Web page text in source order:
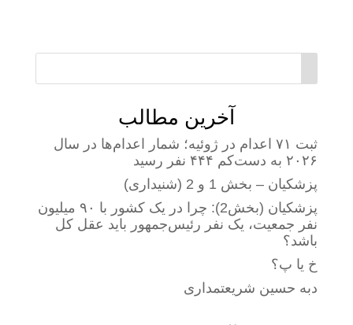
آخرین مطالب
ثبت ۷۱ اعدام در ژوئیه؛ شمار اعدام‌ها در سال
۲۰۲۶ به دست‌کم ۴۴۴ نفر رسید
پزشکیان – بخش 1 و 2 (شنیداری)
پزشکیان (بخش2): چرا در یک کشور با ۹۰ میلیون
نفر جمعیت، یک نفر رئیس‌جمهور باید عقل کل
باشد؟
خ یا پ؟
دبه حسین شریعتمداری